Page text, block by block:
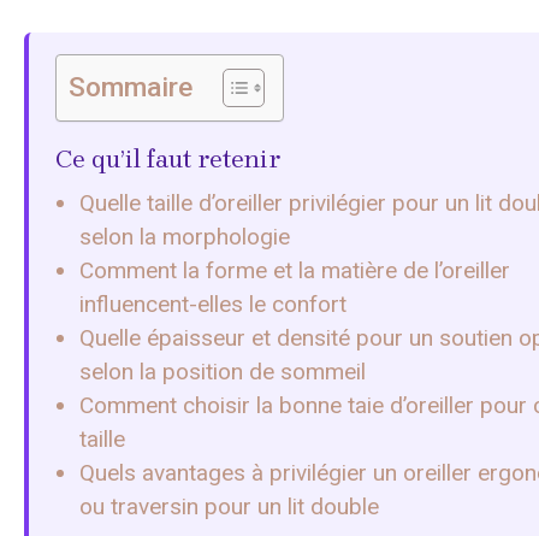
Sommaire
Ce qu’il faut retenir
Quelle taille d’oreiller privilégier pour un lit
selon la morphologie
Comment la forme et la matière de l’oreiller
influencent-elles le confort
Quelle épaisseur et densité pour un soutien
selon la position de sommeil
Comment choisir la bonne taie d’oreiller pour
taille
Quels avantages à privilégier un oreiller
ou traversin pour un lit double